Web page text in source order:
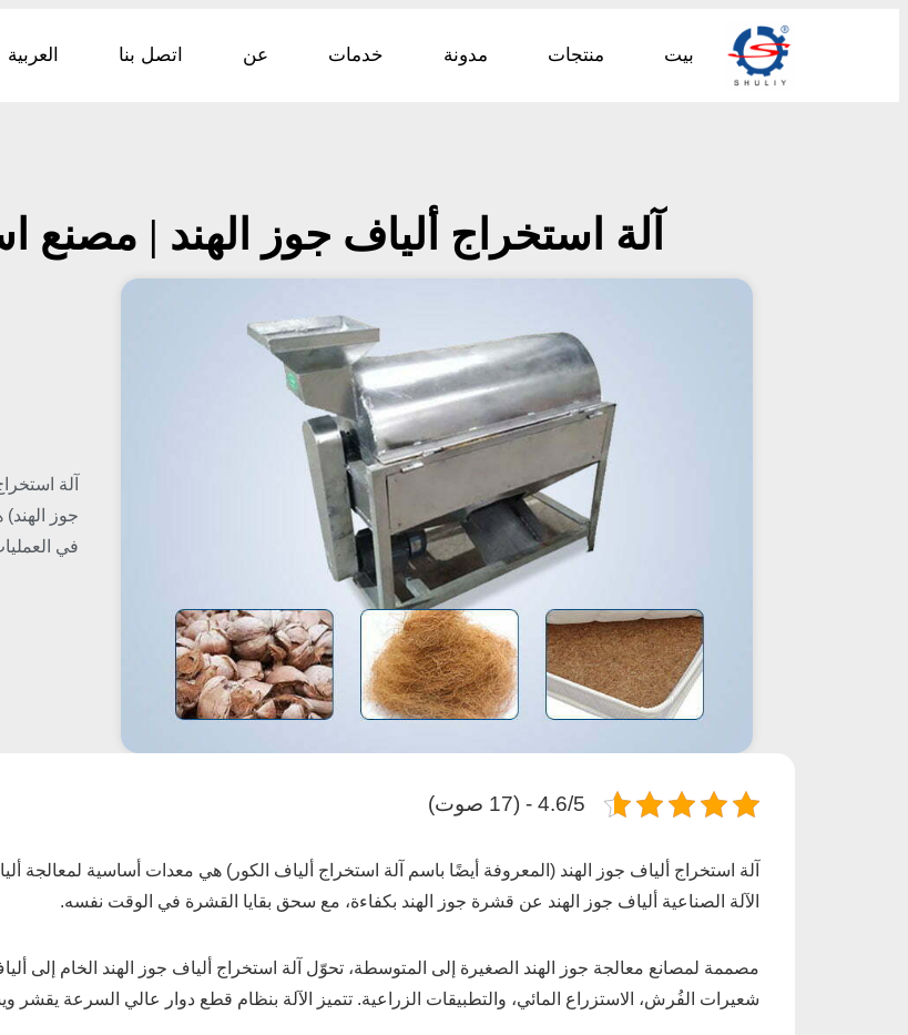
بيت منتجات مدونة خدمات عن اتصل بنا العربية
آلة استخراج ألياف جوز الهند | مصنع
آلة
جوز
في
4.6/5 - (17 صوت)
آلة استخراج ألياف جوز الهند (المعروفة أيضًا باسم آلة استخراج ألياف الكور) هي معدات أساسية لمعالجة
الآلة الصناعية ألياف جوز الهند عن قشرة جوز الهند بكفاءة، مع سحق بقايا القشرة في الوقت نفسه.
مصممة لمصانع معالجة جوز الهند الصغيرة إلى المتوسطة، تحوّل آلة استخراج ألياف جوز الهند الخام إلى
شعيرات الفُرش، الاستزراع المائي، والتطبيقات الزراعية. تتميز الآلة بنظام قطع دوار عالي السرعة